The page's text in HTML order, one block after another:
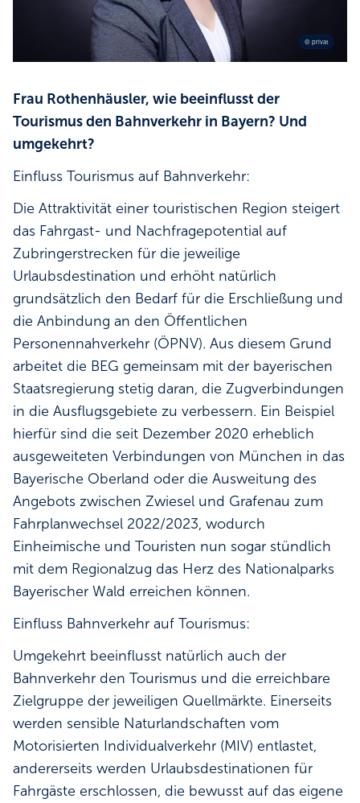
© privat
Frau Rothenhäusler, wie beeinflusst der
Tourismus den Bahnverkehr in Bayern? Und
umgekehrt?
Einfluss Tourismus auf Bahnverkehr:
Die Attraktivität einer touristischen Region steigert
das Fahrgast- und Nachfragepotential auf
Zubringerstrecken für die jeweilige
Urlaubsdestination und erhöht natürlich
grundsätzlich den Bedarf für die Erschließung und
die Anbindung an den Öffentlichen
Personennahverkehr (ÖPNV). Aus diesem Grund
arbeitet die BEG gemeinsam mit der bayerischen
Staatsregierung stetig daran, die Zugverbindungen
in die Ausflugsgebiete zu verbessern. Ein Beispiel
hierfür sind die seit Dezember 2020 erheblich
ausgeweiteten Verbindungen von München in das
Bayerische Oberland oder die Ausweitung des
Angebots zwischen Zwiesel und Grafenau zum
Fahrplanwechsel 2022/2023, wodurch
Einheimische und Touristen nun sogar stündlich
mit dem Regionalzug das Herz des Nationalparks
Bayerischer Wald erreichen können.
Einfluss Bahnverkehr auf Tourismus:
Umgekehrt beeinflusst natürlich auch der
Bahnverkehr den Tourismus und die erreichbare
Zielgruppe der jeweiligen Quellmärkte. Einerseits
werden sensible Naturlandschaften vom
Motorisierten Individualverkehr (MIV) entlastet,
andererseits werden Urlaubsdestinationen für
Fahrgäste erschlossen, die bewusst auf das eigene